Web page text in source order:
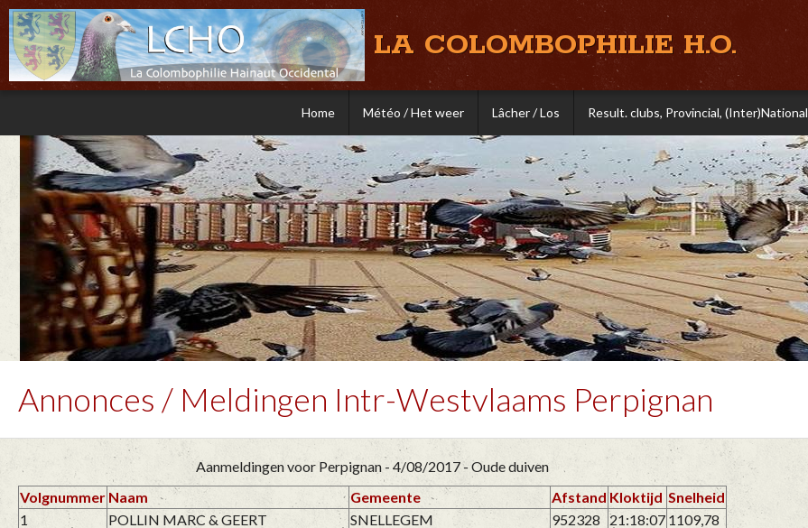
LA COLOMBOPHILIE H.O.
Home Météo / Het weer Lâcher / Los Result. clubs, Provincial, (Inter)National
Annonces / Meldingen Intr-Westvlaams Perpignan
Aanmeldingen voor Perpignan - 4/08/2017 - Oude duiven
Volgnummer Naam Gemeente Afstand Kloktijd Snelheid
1
POLLIN MARC & GEERT SNELLEGEM 952328 21:18:07 1109,78